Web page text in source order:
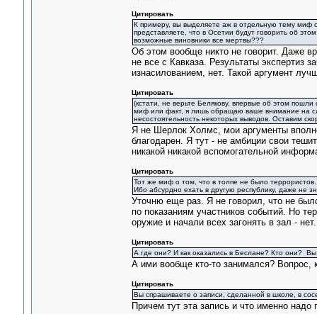
Цитировать
К примеру, вы выделяете аж в отдельную тему миф
представляете, что в Осетии будут говорить об
возможные виновники все мертвы???
Об этом вообще никто не говорит. Даже
не все с Кавказа. Результаты экспертиз
изнасилованием, нет. Такой аргумент
Цитировать
(кстати, не верьте Белякову, впервые об этом
миф или факт, я лишь обращаю ваше внимание на
несостоятельность некоторых выводов. Оставим
Я не Шерлок Холмс, мои аргументы
благодарен. Я тут - не амбиции свои
никакой никакой вспомогательной
Цитировать
Тот же миф о том, что в толпе не было
Ибо абсурдно ехать в другую республику, даже не
Уточню еще раз. Я не говорил, что не
по показаниям участников событий. Но
оружие и начали всех загонять в зал -
Цитировать
А где они? И как оказались в Беслане? Кто они? Вы
А ими вообще кто-то занимался?
Цитировать
Вы спрашиваете о записи, сделанной в школе, в
Причем тут эта запись и что именно надо